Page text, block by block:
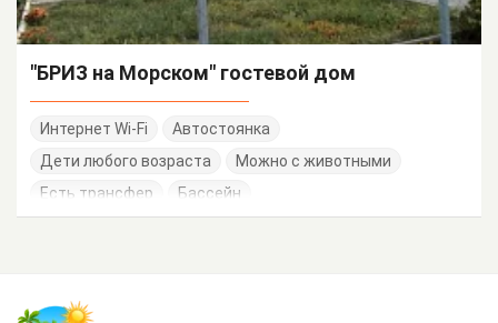
"БРИЗ на Морском" гостевой дом
Интернет Wi-Fi
Автостоянка
Дети любого возраста
Можно с животными
Есть трансфер
Бассейн